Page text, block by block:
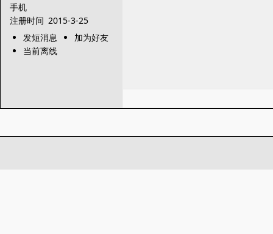
手机
注册时间 2015-3-25
发短消息
加为好友
当前离线